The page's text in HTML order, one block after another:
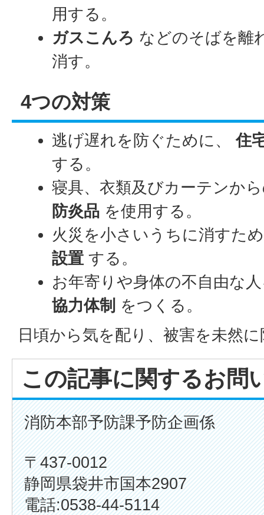
用する。
ガスこんろ などのそばを離
消す。
4つの対策
逃げ遅れを防ぐために、住
する。
寝具、衣類及びカーテンか
防炎品 を使用する。
火災を小さいうちに消すた
設置 する。
お年寄りや身体の不自由な
協力体制 をつくる。
日頃から気を配り、被害を未然
この記事に関するお問
消防本部予防課予防企画係
〒437-0012
静岡県袋井市国本2907
電話:0538-44-5114